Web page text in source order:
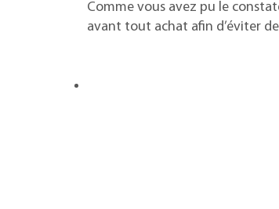
Comme vous avez pu le
avant tout achat afin d’éviter